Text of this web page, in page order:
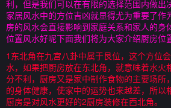
利，但是我们可以在有限的选择范围内做出
家居风水中的方位吉凶就显得尤为重要了作
房的风水会直接影响到家庭关系和家人的身
位置风水好呢下面我们将为大家介绍厨房位
1东北角在九宫八卦中属于艮位，这个方位
水，如果把厨房放在东北角，就意味着水火
分不利，厨房又是家中制作食物的主要场所
的身体健康，使家中的运势也来越差，所以
厨房是对风水更好的2厨房装修在西北角。